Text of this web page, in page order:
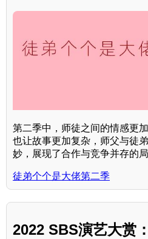
第二季中，师徒之间的情感更
也让故事更加复杂，师父与徒
妙，展现了合作与竞争并存的局
徒弟个个是大佬第二季
2022 SBS演艺大赏